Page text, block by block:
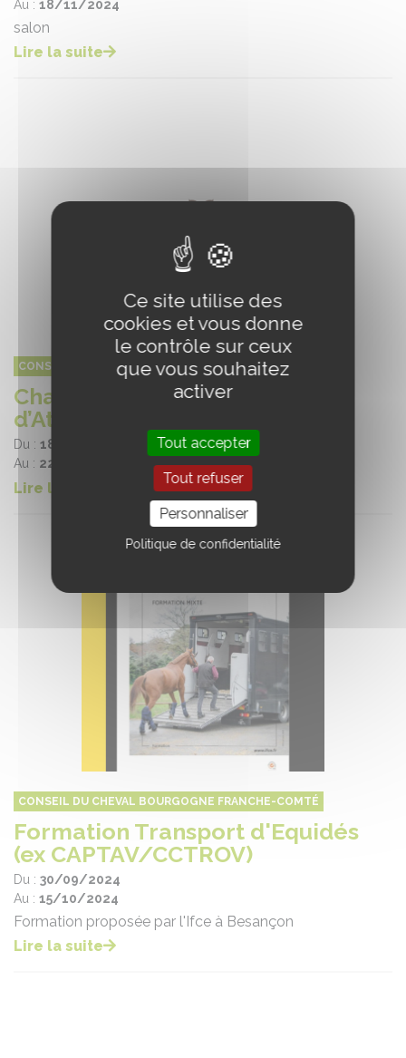
Au : 18/11/2024
salon
Lire la suite
CONSEIL DES CHEVAUX DE NORMANDIE
Championnat du Monde
d’Attelage
Du : 18/09/2024
Au : 22/10/2024
Lire la suite
CONSEIL DU CHEVAL BOURGOGNE FRANCHE-COMTÉ
Formation Transport d'Equidés
(ex CAPTAV/CCTROV)
Du : 30/09/2024
Au : 15/10/2024
Formation proposée par l'Ifce à Besançon
Lire la suite
Ce site utilise des
cookies et vous donne
le contrôle sur ceux
que vous souhaitez
activer
Tout accepter
Tout refuser
Personnaliser
Politique de confidentialité